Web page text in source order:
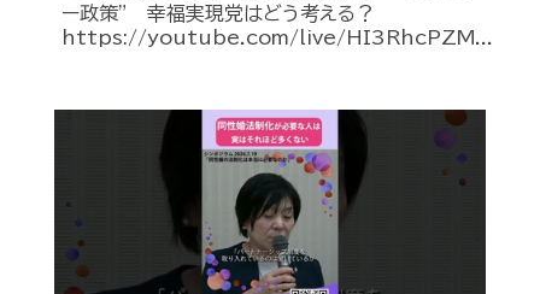
ー政策” 幸福実現党はどう考える？
https://youtube.com/live/HI3RhcPZM...